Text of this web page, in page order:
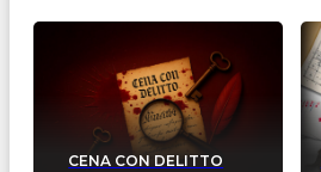
CENA CON DELITTO